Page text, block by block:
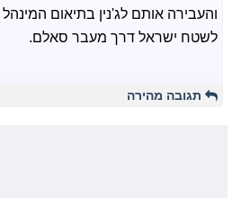
והעבירה אותם לג'נין בתיאום
לשטח ישראל דרך מעבר סאלם.
תגובה מהירה